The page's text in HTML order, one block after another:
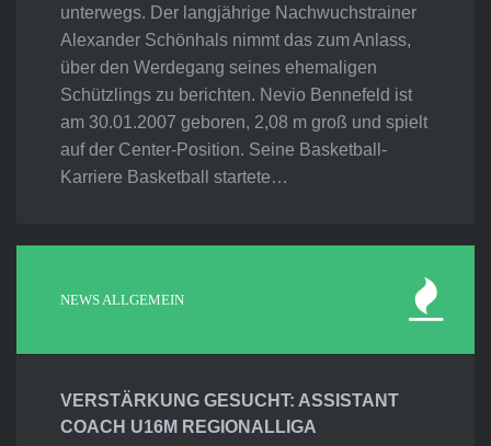
unterwegs. Der langjährige Nachwuchstrainer
Alexander Schönhals nimmt das zum Anlass,
über den Werdegang seines ehemaligen
Schützlings zu berichten. Nevio Bennefeld ist
am 30.01.2007 geboren, 2,08 m groß und spielt
auf der Center-Position. Seine Basketball-
Karriere Basketball startete…
NEWS ALLGEMEIN
VERSTÄRKUNG GESUCHT: ASSISTANT
COACH U16M REGIONALLIGA